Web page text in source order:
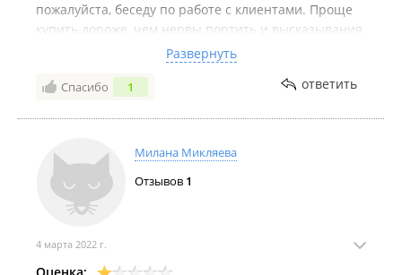
пожалуйста, беседу по работе с клиентами. Проще
купить дороже, чем нервы портить и высказывания
выслушивать про двери, выбор товара, открытые
лари и т.п. Недовольна даже тем, что людей много
вечером... удивительно, но ощущение, что человек
Развернуть
Спасибо 1 ответить
Милана Микляева
Отзывов 1
4 марта 2022 г.